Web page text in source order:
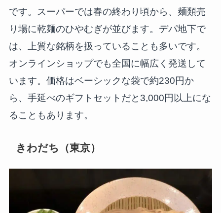
です。スーパーでは春の終わり頃から、麺類売
り場に乾麺のひやむぎが並びます。デパ地下で
は、上質な銘柄を扱っていることも多いです。
オンラインショップでも全国に幅広く発送して
います。価格はベーシックな袋で約230円か
ら、手延べのギフトセットだと3,000円以上にな
ることもあります。
きわだち（東京）